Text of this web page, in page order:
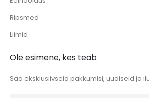
Ripsmed
Liimid
Ole esimene, kes teab
Saa eksklusiivseid pakkumisi, uudiseid ja